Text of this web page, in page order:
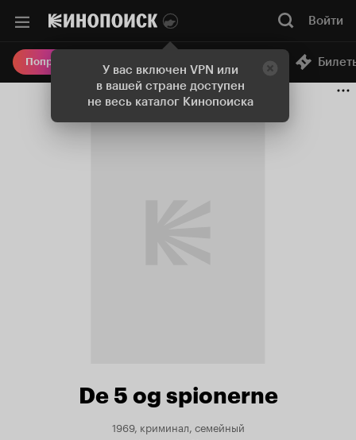
У вас включен VPN или
в вашей стране доступен
не весь каталог Кинопоиска
Войти
Попробовать Плюс Онлайн-кинотеатр
De 5 og spionerne
1969, криминал, семейный